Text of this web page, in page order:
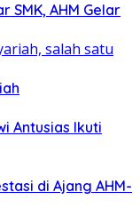
SMK, AHM Gelar
Antusias Ikuti
di Ajang AHM-